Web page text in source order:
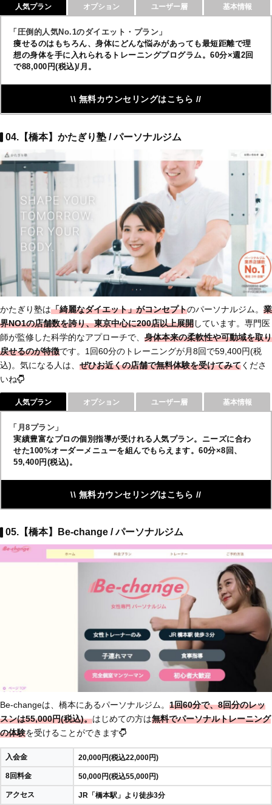
人気プラン オプション ユーザー層 基本情報
「圧倒的人気No.1のダイエット・プラン」
痩せるのはもちろん、身体にどんな悩みがあっても最短距離で理
想の身体を手に入れられるトレーニングプログラム。60分×週2回
で88,000円(税込)/月。
\\ 無料カウンセリングはこちら //
04.【橋本】かたぎり塾 / パーソナルジム
かたぎり塾は「綺麗なダイエット」がコンセプトのパーソナルジム。 業
界NO1の店舗数を誇り、東京中心に200店以上展開しています。専門医
師が監修した科学的なアプローチで、 身体本来の柔軟性や可動域を取り
戻せるのが特徴です。1回60分のトレーニングが月8回で59,400円(税
込)。気になる人は、 ぜひお近くの店舗で無料体験を受けてみてくださ
いね
人気プラン オプション ユーザー層 基本情報
「月8プラン」
実績豊富なプロの個別指導が受けれる人気プラン。ニーズに合わ
せた100%オーダーメニューを組んでもらえます。60分×8回、
59,400円(税込)。
\\ 無料カウンセリングはこちら //
05.【橋本】Be-change / パーソナルジム
Be-changeは、橋本にあるパーソナルジム。 1回60分で、8回分のレッ
スンは55,000円(税込)。はじめての方は無料でパーソナルトレーニング
の体験を受けることができます
入会金 20,000円(税込22,000円)
8回料金 50,000円(税込55,000円)
アクセス JR「橋本駅」より徒歩3分